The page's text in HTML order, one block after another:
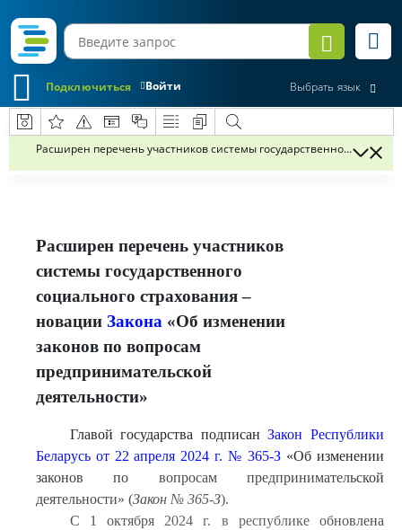
Войти
Подключиться Выбрать язык
Расширен перечень участников системы государственного
Расширен перечень участников
системы государственного
социального страхования –
новации Закона «Об изменении
законов по вопросам
предпринимательской
деятельности»
Главой государства подписанЗакон Республики
Беларусь от 22 апреля 2024 г. № 365-З «Об изменении
законов по вопросам предпринимательской
деятельности» (Закон № 365-З).
С 1 октября 2024 г. в республике обновлена